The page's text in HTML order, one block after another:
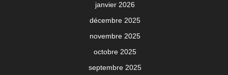
janvier 2026
décembre 2025
novembre 2025
octobre 2025
septembre 2025